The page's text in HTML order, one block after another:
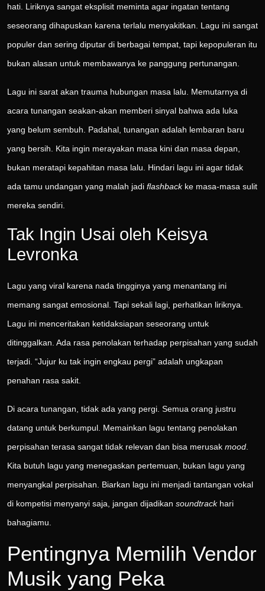
hati. Liriknya sangat eksplisit meminta agar ingatan tentang
seseorang dihapuskan karena terlalu menyakitkan. Lagu ini sangat
populer dan sering diputar di berbagai tempat, tapi kepopuleran itu
bukan alasan untuk membawanya ke panggung pertunangan.
Lagu ini sarat akan trauma hubungan masa lalu. Memutarnya di
acara tunangan seakan-akan memberi sinyal bahwa ada luka
yang belum sembuh. Padahal, tunangan adalah lembaran baru
yang bersih. Kita ingin merayakan masa kini dan masa depan,
bukan meratapi kepahitan masa lalu. Hindari lagu ini agar tidak
ada tamu undangan yang malah jadi flashbackke masa-masa sulit
mereka sendiri.
Tak Ingin Usai oleh Keisya
Levronka
Lagu yang viral karena nada tingginya yang menantang ini
memang sangat emosional. Tapi sekali lagi, perhatikan liriknya.
Lagu ini menceritakan ketidaksiapan seseorang untuk
ditinggalkan. Ada rasa penolakan terhadap perpisahan yang sudah
terjadi. “Jujur ku tak ingin engkau pergi” adalah ungkapan
penahan rasa sakit.
Di acara tunangan, tidak ada yang pergi. Semua orang justru
datang untuk berkumpul. Memainkan lagu tentang penolakan
perpisahan terasa sangat tidak relevan dan bisa merusak mood
Kita butuh lagu yang menegaskan pertemuan, bukan lagu yang
menyangkal perpisahan. Biarkan lagu ini menjadi tantangan vokal
di kompetisi menyanyi saja, jangan dijadikan soundtrackhari
bahagiamu.
Pentingnya Memilih Vendor
Musik yang Peka